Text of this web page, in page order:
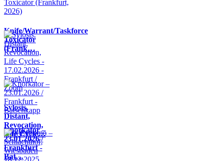
Knife/Warrant/Taskforce
Toxicator
(Frank…
Sylosis,
Distant,
Revocation,
Life Cycle…
Knorkator –
23.01.2026 /
Frankfurt -
Bat…